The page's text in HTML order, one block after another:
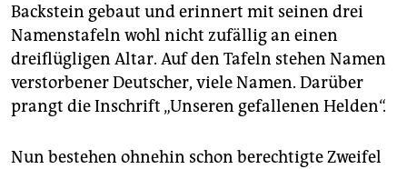
abo
genossenschaft
epaper login
Backstein gebaut und erinnert mit seinen drei
Namens­tafeln wohl nicht zufällig an einen
dreiflügligen Altar. Auf den Tafeln stehen Namen
verstorbener Deutscher, viele Namen. Darüber
prangt die Inschrift „Unseren gefallenen Helden“.
Nun bestehen ohnehin schon berechtigte Zweifel